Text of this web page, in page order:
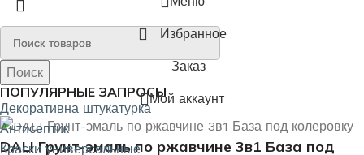
Поиск
ПОПУЛЯРНЫЕ ЗАПРОСЫ
Декоративна штукатурка
Антисептик
Краски универсальные
Поиск
Избранное
Заказ
Мой аккаунт
DALI Грунт-эмаль по ржавчине 3в1 База под